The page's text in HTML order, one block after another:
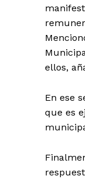
ellos,
En ese
que es